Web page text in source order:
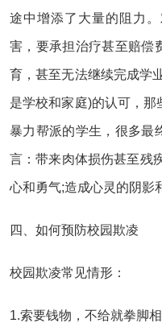
途中增添了大量的阻力
害，要承担治疗甚至赔偿
育，甚至无法继续完成学
是学校和家庭)的认可，那
暴力帮派的学生，很多最
言：带来肉体损伤甚至残
心和勇气;造成心灵的阴影
四、如何预防校园欺凌
校园欺凌常见情形：
1.索要钱物，不给就拳脚